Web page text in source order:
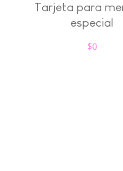
Tarjeta para
especial
$0